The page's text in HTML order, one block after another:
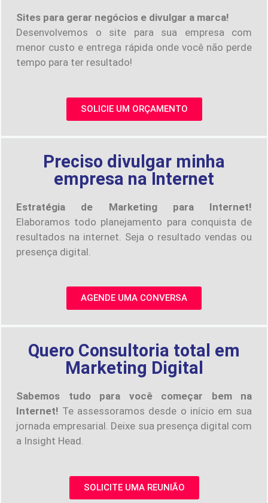
Sites para gerar negócios e divulgar a marca!
Desenvolvemos o site para sua empresa com
menor custo e entrega rápida onde você não perde
tempo para ter resultado!
SOLICIE UM ORÇAMENTO
Preciso divulgar minha
empresa na Internet
Estratégia de Marketing para Internet!
Elaboramos todo planejamento para conquista de
resultados na internet. Seja o resultado vendas ou
presença digital.
AGENDE UMA CONVERSA
Quero Consultoria total em
Marketing Digital
Sabemos tudo para você começar bem na
Internet! Te assessoramos desde o início em sua
jornada empresarial. Deixe sua presença digital com
a Insight Head.
SOLICITE UMA REUNIÃO